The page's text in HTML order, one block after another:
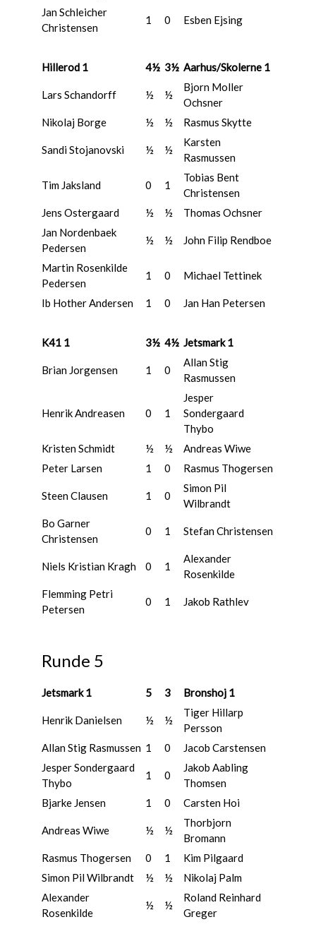
Jan Schleicher
Christensen
1 0 Esben Ejsing
Hillerod 1 4½ 3½ Aarhus/Skolerne 1
Lars Schandorff ½ ½
Bjorn Moller
Ochsner
Nikolaj Borge
½ ½ Rasmus Skytte
Sandi Stojanovski ½ ½
Karsten
Rasmussen
Tim Jaksland 0 1
Tobias Bent
Christensen
Jens Ostergaard
½ ½
Thomas Ochsner
Jan Nordenbaek
Pedersen
½ ½ John Filip Rendboe
Martin Rosenkilde
Pedersen
1 0 Michael Tettinek
Ib Hother Andersen 1 0 Jan Han Petersen
K41 1 3½ 4½ Jetsmark 1
Brian Jorgensen 1 0
Allan Stig
Rasmussen
Henrik Andreasen 0 1
Jesper
Sondergaard
Thybo
Kristen Schmidt
½ ½
Andreas Wiwe
Peter Larsen
1 0 Rasmus Thogersen
Steen Clausen 1 0
Simon Pil
Wilbrandt
Bo Garner
Christensen
0 1 Stefan Christensen
Niels Kristian Kragh 0 1
Alexander
Rosenkilde
Flemming Petri
Petersen
0 1 Jakob Rathlev
Runde 5
Jetsmark 1 5 3 Bronshoj 1
Henrik Danielsen ½ ½
Tiger Hillarp
Persson
Allan Stig Rasmussen 1 0
Jacob Carstensen
Jesper Sondergaard
Thybo
1 0
Jakob Aabling
Thomsen
Bjarke Jensen
1 0 Carsten Hoi
Andreas Wiwe ½ ½
Thorbjorn
Bromann
Rasmus Thogersen
0 1
Kim Pilgaard
Simon Pil Wilbrandt
½ ½
Nikolaj Palm
Alexander
Rosenkilde
½ ½
Roland Reinhard
Greger